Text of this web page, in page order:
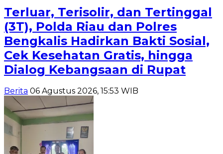
Terluar, Terisolir, dan Tertinggal
(3T), Polda Riau dan Polres
Bengkalis Hadirkan Bakti Sosial,
Cek Kesehatan Gratis, hingga
Dialog Kebangsaan di Rupat
Berita 06 Agustus 2026, 15:53 WIB